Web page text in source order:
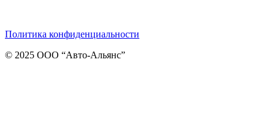
Политика конфиденциальности
© 2025 ООО “Авто-Альянс”